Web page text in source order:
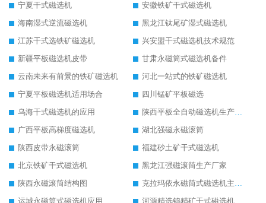
宁夏干式磁选机
安徽铁矿干式磁选机
海南湿式逆流磁选机
黑龙江钛尾矿湿式磁选机
江苏干式选铁矿磁选机
兴安盟干式磁选机技术规范
新疆平板磁选机皮带
甘肃永磁筒式磁选机备件
云南未来有前景的铁矿磁选机
河北一站式的铁矿磁选机
宁夏平板磁选机适用场合
四川锰矿平板磁选
乌海干式磁选机的应用
陕西平板全自动磁选机生产厂家
广西平板高梯度磁选机
湖北强磁永磁滚筒
陕西皮带永磁滚筒
福建砂土矿干式磁选机
北京铁矿干式磁选机
黑龙江强磁滚筒生产厂家
陕西永磁滚筒结构图
克拉玛依永磁筒式磁选机主要技术参数
运城永磁筒式磁选机应用
河源精选钨精矿干式磁选机